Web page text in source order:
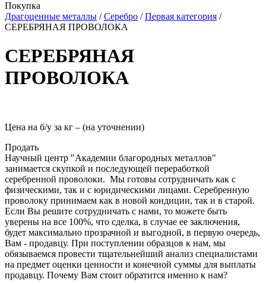
Покупка
Драгоценные металлы / Серебро / Первая категория /
СЕРЕБРЯНАЯ ПРОВОЛОКА
СЕРЕБРЯНАЯ
ПРОВОЛОКА
Цена на б/у за кг – (на уточнении)
Продать
Научный центр "Академии благородных металлов"
занимается скупкой и последующей переработкой
серебренной проволоки. Мы готовы сотрудничать как с
физическими, так и с юридическими лицами. Серебренную
проволоку принимаем как в новой кондиции, так и в старой.
Если Вы решите сотрудничать с нами, то можете быть
уверены на все 100%, что сделка, в случае ее заключения,
будет максимально прозрачной и выгодной, в первую очередь,
Вам - продавцу. При поступлении образцов к нам, мы
обязываемся провести тщательнейший анализ специалистами
на предмет оценки ценности и конечной суммы для выплаты
продавцу. Почему Вам стоит обратится именно к нам?